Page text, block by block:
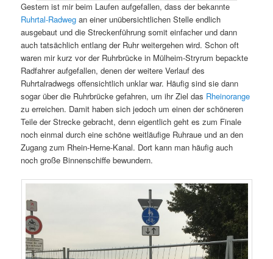
Gestern ist mir beim Laufen aufgefallen, dass der bekannte
Ruhrtal-Radweg an einer unübersichtlichen Stelle endlich
ausgebaut und die Streckenführung somit einfacher und dann
auch tatsächlich entlang der Ruhr weitergehen wird. Schon oft
waren mir kurz vor der Ruhrbrücke in Mülheim-Stryrum bepackte
Radfahrer aufgefallen, denen der weitere Verlauf des
Ruhrtalradwegs offensichtlich unklar war. Häufig sind sie dann
sogar über die Ruhrbrücke gefahren, um ihr Ziel das Rheinorange
zu erreichen. Damit haben sich jedoch um einen der schöneren
Teile der Strecke gebracht, denn eigentlich geht es zum Finale
noch einmal durch eine schöne weitläufige Ruhraue und an den
Zugang zum Rhein-Herne-Kanal. Dort kann man häufig auch
noch große Binnenschiffe bewundern.